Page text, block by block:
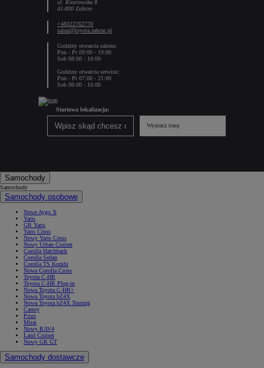
ul. Knurowska 8
41-800 Zabrze
+48322762770
salon@toyota.zabrze.pl
Godziny otwarcia salonu:
Pon - Pt 09:00 - 19:00
Sob 08:00 - 16:00
Godziny otwarcia serwisu:
Pon - Pt 07:00 - 21:00
Sob 08:00 - 16:00
Startowa lokalizacja:
Wyznacz trasę
Samochody
Samochody
Samochody osobowe
Nowe Aygo X
Yaris
GR Yaris
Yaris Cross
Nowy Yaris Cross
Nowy Urban Cruiser
Corolla Hatchback
Corolla Sedan
Corolla TS Kombi
Nowa Corolla Cross
Toyota C-HR
Toyota C-HR Plug-in
Nowa Toyota C-HR+
Nowa Toyota bZ4X
Nowa Toyota bZ4X Touring
Camry
Prius
Mirai
Nowy RAV4
Land Cruiser
Nowy GR GT
Samochody dostawcze